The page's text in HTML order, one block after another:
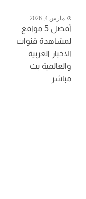
مارس 4, 2026
أفضل 5 مواقع
لمشاهدة قنوات
الاخبار العربية
والعالمية بث
مباشر